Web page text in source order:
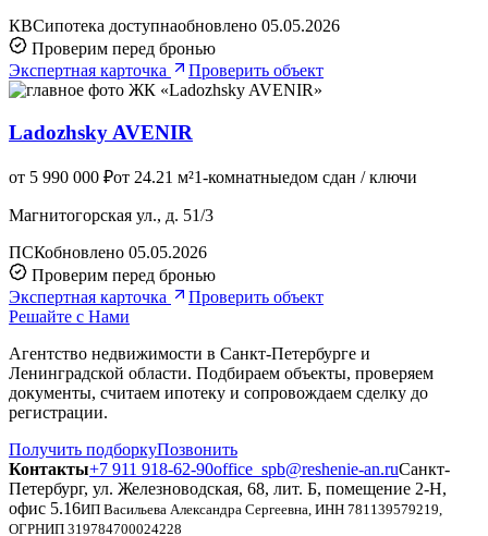
КВСипотека доступнаобновлено 05.05.2026
Проверим перед бронью
Экспертная карточка
Проверить объект
Ladozhsky AVENIR
от 5 990 000 ₽от 24.21 м²1-комнатныедом сдан / ключи
Магнитогорская ул., д. 51/3
ПСКобновлено 05.05.2026
Проверим перед бронью
Экспертная карточка
Проверить объект
Решайте с Нами
Агентство недвижимости в Санкт-Петербурге и
Ленинградской области. Подбираем объекты, проверяем
документы, считаем ипотеку и сопровождаем сделку до
регистрации.
Получить подборкуПозвонить
Контакты+7 911 918-62-90office_spb@reshenie-an.ruСанкт-
Петербург, ул. Железноводская, 68, лит. Б, помещение 2-Н,
офис 5.16ИП Васильева Александра Сергеевна, ИНН 781139579219,
ОГРНИП 319784700024228